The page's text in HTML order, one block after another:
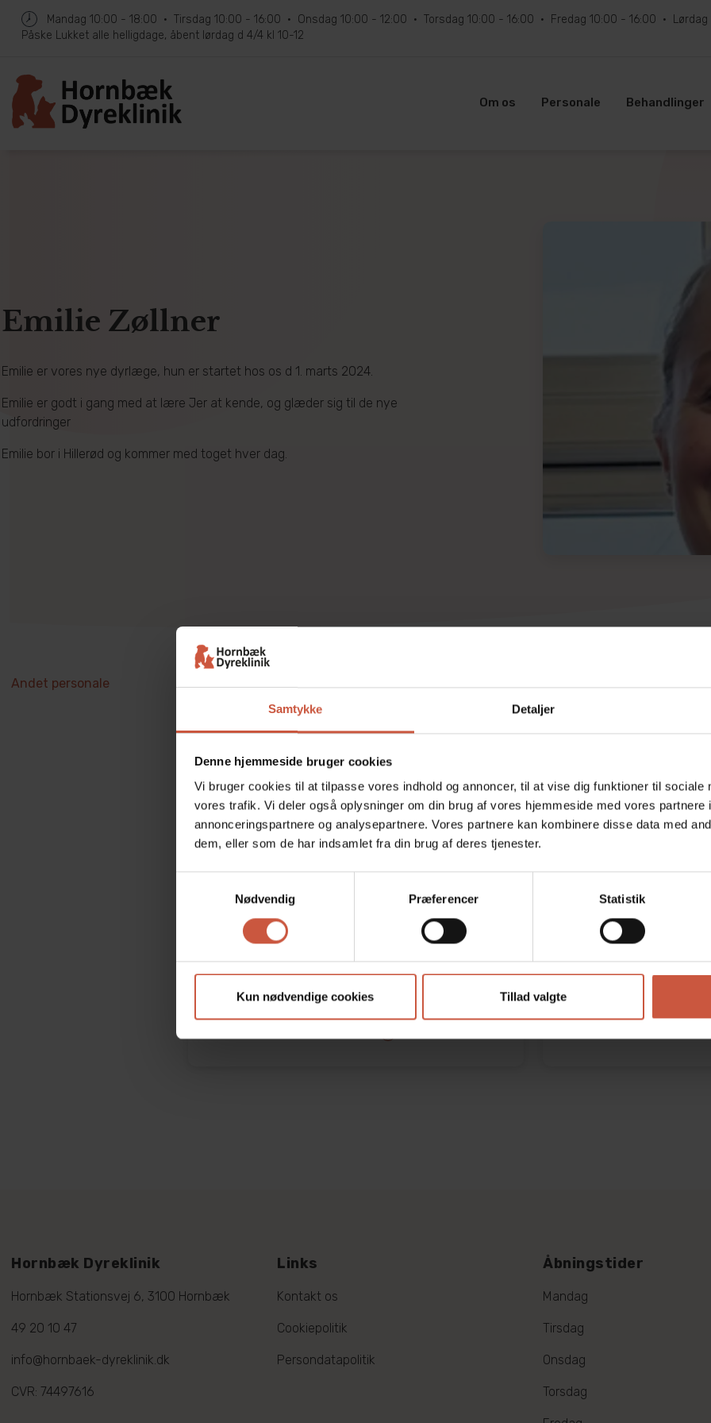
Samtykke Detaljer
Denne hjemmeside bruger cookies
Vi bruger cookies til at tilpasse vores indhold og annoncer, til at vise dig funktioner til sociale
vores trafik. Vi deler også oplysninger om din brug af vores hjemmeside med vores partnere
annonceringspartnere og analysepartnere. Vores partnere kan kombinere disse data med
dem, eller som de har indsamlet fra din brug af deres tjenester.
Nødvendig
Præferencer Statistik
Kun nødvendige cookies Tillad valgte
Mandag 10:00 - 18:00 Tirsdag 10:00 - 16:00 Onsdag 10:00 - 12:00 Torsdag 10:00 - 16:00 Fredag 10:00 - 16:00
Lørdag
Påske Lukket alle helligdage, åbent lørdag d 4/4 kl 10-12
Om os Personale Behandlinger
Emilie Zøllner
Emilie er vores nye dyrlæge, hun er startet hos os d 1. marts 2024.
Emilie er godt i gang med at lære Jer at kende, og glæder sig til de nye
udfordringer
Emilie bor i Hillerød og kommer med toget hver dag.
Andet personale
Dyrlæge og ejer
Hornbæk Dyreklinik
Hornbæk Stationsvej 6, 3100 Hornbæk
49 20 10 47
info@hornbaek-dyreklinik.dk
CVR: 74497616
Links
Kontakt os
Cookiepolitik
Persondatapolitik
Åbningstider
Mandag
Tirsdag
Onsdag
Torsdag